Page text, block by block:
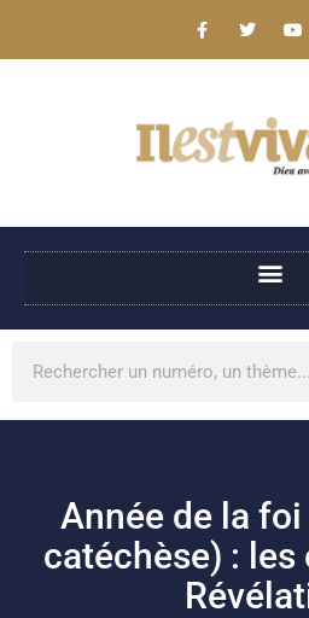
Année de la
catéchèse) : les